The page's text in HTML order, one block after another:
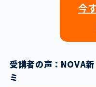
今
受講者の声：NOVA
ミ